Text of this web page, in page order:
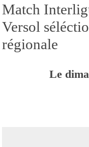
Match
Versol
régionale
Le